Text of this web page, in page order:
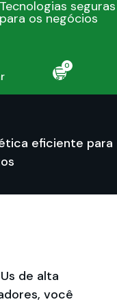
Tecnologias seguras
para os negócios
0
eficiente para
de alta
você